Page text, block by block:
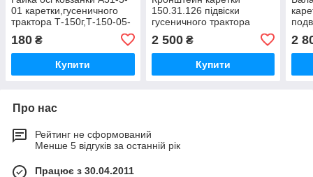
01 каретки,гусеничного
трактора Т-150г,Т-150-05-
180 ₴
Купити
150.31.126 підвіски
гусеничного трактора
25,ХТЗ-181
2 500₴
Купити
09-
2
Про нас
Рейтинг не сформований
Менше 5 відгуків за останній рік
Працює з 30.04.2011